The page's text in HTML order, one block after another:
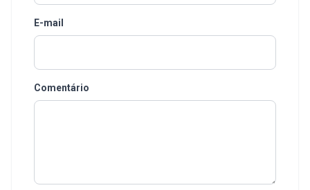
E-mail
Comentário